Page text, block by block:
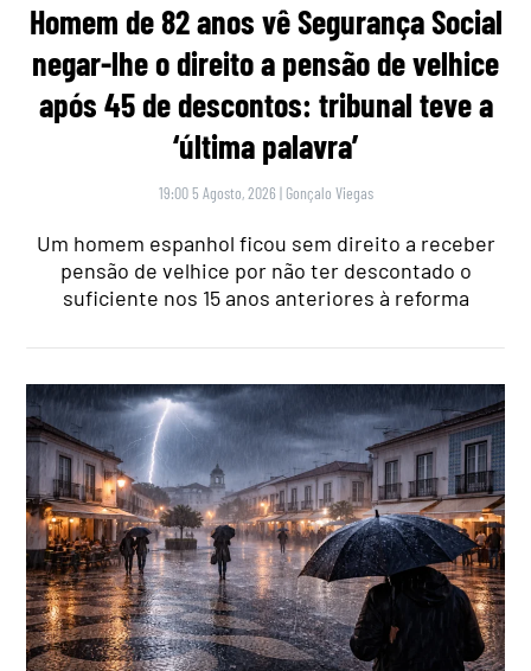
Homem de 82 anos vê Segurança Social
negar-lhe o direito a pensão de velhice
após 45 de descontos: tribunal teve a
‘última palavra’
19:00 5 Agosto, 2026 | Gonçalo Viegas
Um homem espanhol ficou sem direito a receber
pensão de velhice por não ter descontado o
suficiente nos 15 anos anteriores à reforma